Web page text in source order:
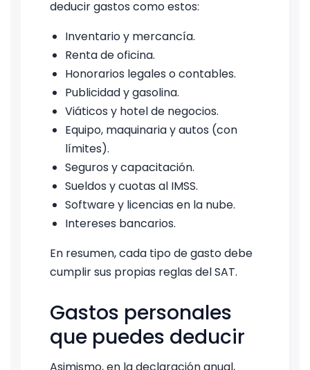
deducir gastos como estos:
Inventario y mercancía.
Renta de oficina.
Honorarios legales o contables.
Publicidad y gasolina.
Viáticos y hotel de negocios.
Equipo, maquinaria y autos (con
límites).
Seguros y capacitación.
Sueldos y cuotas al IMSS.
Software y licencias en la nube.
Intereses bancarios.
En resumen, cada tipo de gasto debe
cumplir sus propias reglas del SAT.
Gastos personales
que puedes deducir
Asimismo, en la declaración anual,